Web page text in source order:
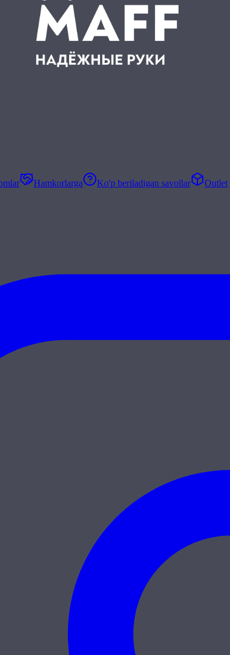
Hamkorlarga Ko'p beriladigan savollar Outlet